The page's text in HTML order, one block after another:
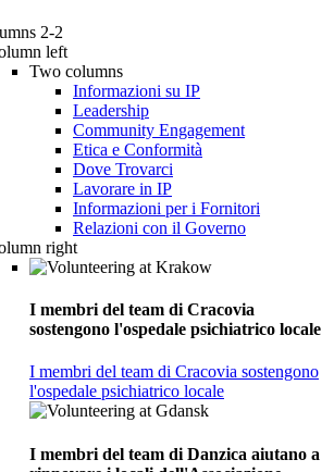
2-2
left
Two columns
Informazioni su IP
Leadership
Community Engagement
Etica e Conformità
Dove Trovarci
Lavorare in IP
Informazioni per i Fornitori
Relazioni con il Governo
right
I membri del team di Cracovia
sostengono l'ospedale psichiatrico locale
I membri del team di Cracovia sostengono
l'ospedale psichiatrico locale
I membri del team di Danzica aiutano a